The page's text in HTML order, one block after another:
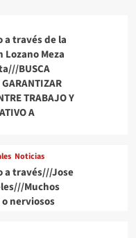
a través de la
Meza
BUSCA
TRABAJO Y
A
Noticias
a través///Jose
Muchos
nerviosos